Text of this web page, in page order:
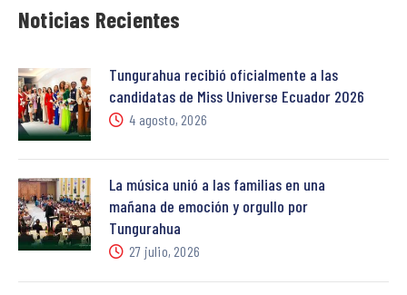
Noticias Recientes
Tungurahua recibió oficialmente a las
candidatas de Miss Universe Ecuador 2026
4 agosto, 2026
La música unió a las familias en una
mañana de emoción y orgullo por
Tungurahua
27 julio, 2026